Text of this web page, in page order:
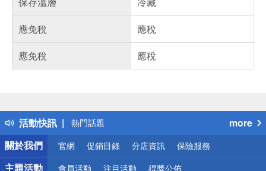
應免稅
應稅
應免稅
應稅
活動快訊
得獎公告
熱門話題
銀行優惠
偏遠地區配送
詐騙網頁！請小心！
more
關於我們
官網 促銷目錄 分店資訊 保險服務
主題活動 會員活動 注目活動 得獎公佈